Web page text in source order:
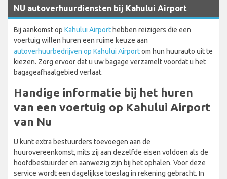
NU autoverhuurdiensten bij Kahului Airport
Bij aankomst op Kahului Airporthebben reizigers die een
voertuig willen huren een ruime keuze aan
autoverhuurbedrijven op Kahului Airportom hun huurauto uit te
kiezen. Zorg ervoor dat u uw bagage verzamelt voordat u het
bagageafhaalgebied verlaat.
Handige informatie bij het huren
van een voertuig op Kahului Airport
van Nu
U kunt extra bestuurders toevoegen aan de
huurovereenkomst, mits zij aan dezelfde eisen voldoen als de
hoofdbestuurder en aanwezig zijn bij het ophalen. Voor deze
service wordt een dagelijkse toeslag in rekening gebracht. In